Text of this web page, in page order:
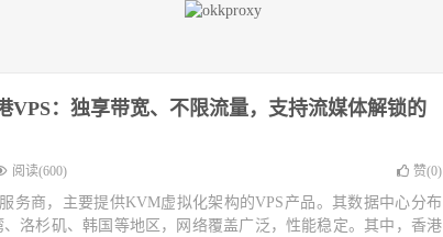
VPS：独享带宽、不限流量，支持流媒体解锁的
阅读(600) 赞(0)
务商，主要提供KVM虚拟化架构的VPS产品。其数据中心分布
洛杉矶、韩国等地区，网络覆盖广泛，性能稳定。其中，香港